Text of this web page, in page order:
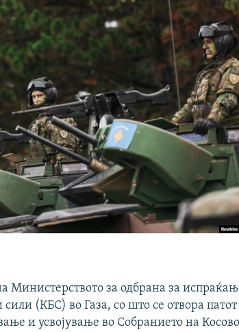
Министерството за одбрана за
(КБС) во Газа, со што се отвора патот
и усвојување во Собранието на